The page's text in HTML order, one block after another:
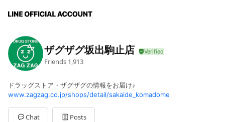
ザグザグ坂出駒止店
Friends 1,913
ドラッグストア・ザグザグの情報をお届け♪
www.zagzag.co.jp/shops/detail/sakaide_komadome
Chat Posts